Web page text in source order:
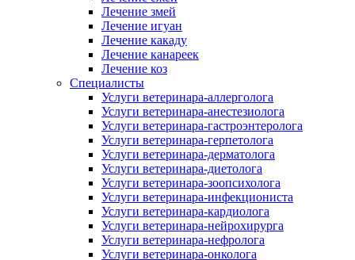
Лечение змей
Лечение игуан
Лечение какаду
Лечение канареек
Лечение коз
Специалисты
Услуги ветеринара-аллерголога
Услуги ветеринара-анестезиолога
Услуги ветеринара-гастроэнтеролога
Услуги ветеринара-герпетолога
Услуги ветеринара-дерматолога
Услуги ветеринара-диетолога
Услуги ветеринара-зоопсихолога
Услуги ветеринара-инфекциониста
Услуги ветеринара-кардиолога
Услуги ветеринара-нейрохирурга
Услуги ветеринара-нефролога
Услуги ветеринара-онколога